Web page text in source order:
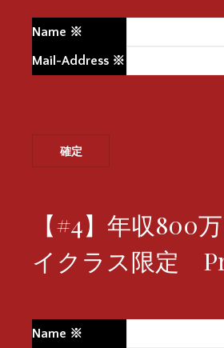
Name ※
Mail-Address ※
【#4】年収800
イクラス限定
Name ※